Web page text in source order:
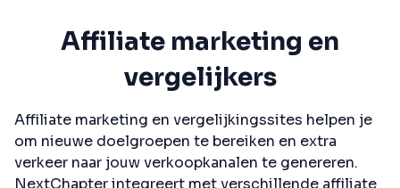
Affiliate marketing en
vergelijkers
Affiliate marketing en vergelijkingssites helpen je
om nieuwe doelgroepen te bereiken en extra
verkeer naar jouw verkoopkanalen te genereren.
NextChapter integreert met verschillende affiliate